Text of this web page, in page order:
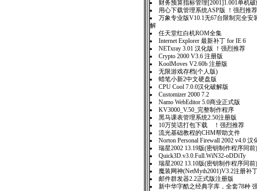
财务预算指标管理[2001]1.001单机
用心下载管理系统ASP版 ！强烈推荐
万象专业版V10.1无67台限制完全安
解
任天堂红白机ROM全集
Internet Explorer 最新补丁 for IE 6
NETxray 3.01 汉化版 ！强烈推荐
Crypto 2000 V3.6 注册版
KoolMoves V2.60b 注册版
无限游戏存档(个人版)
蜡笔小新2中文硬盘版
CPU Cool 7.0.0汉化破解版
Customizer 2000 7.2
Namo WebEditor 5.0商业正式版
KV3000_V.50_完整制作程序
黑马课表管理系统2.50注册版
10万笑话打包下载 ！强烈推荐
流光基础教程的CHM帮助文件
Norton Personal Firewall 2002 v4.0 汉
瑞星2002 13.19版(密钥制作程序同前)
Quick3D.v3.0.Full.WiN32-oDDiTy
瑞星2002 13.10版(密钥制作程序同
魔装网神(NetMyth2001)V3.2注册补
邮件群发器2.2正式版注册版
新中华字酷之经典字库，全套78种